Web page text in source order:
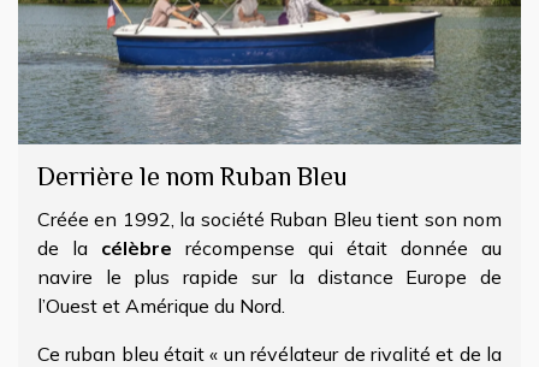
Derrière le nom Ruban Bleu
Créée en 1992, la société Ruban Bleu tient son nom
de la célèbre récompense qui était donnée au
navire le plus rapide sur la distance Europe de
l’Ouest et Amérique du Nord.
Ce ruban bleu était « un révélateur de rivalité et de la